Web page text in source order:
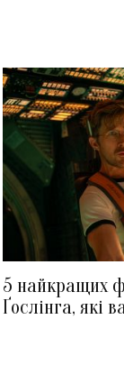
5 найкращих
Ґослінга, які